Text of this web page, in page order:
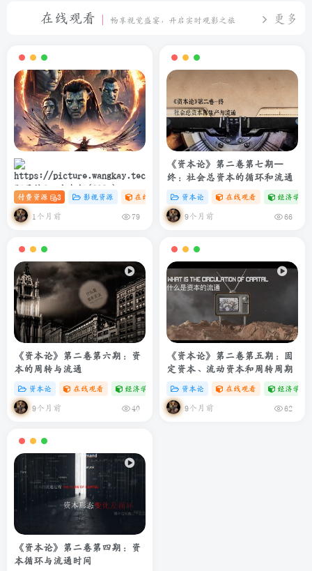
在线观看 畅享视觉盛宴，开启实时观影之旅 更多
阿凡达3：火与烬(2025)
4K+1080P 中英双字 夸克&度盘
&迅雷下载
付费资源 3 影视资源 在线观看 # 4K # 电影
1个月前 79
《资本论》第二卷第七期—
终：社会总资本的循环和流通
资本论 在线观看 经济学专
9个月前 66
《资本论》第二卷第六期：资
本的周转与流通
资本论 在线观看 经济学专题 # zibll # C
9个月前 40
《资本论》第二卷第五期：固
定资本、流动资本和周转周期
资本论 在线观看 经济学专
9个月前 62
《资本论》第二卷第四期：资
本循环与流通时间